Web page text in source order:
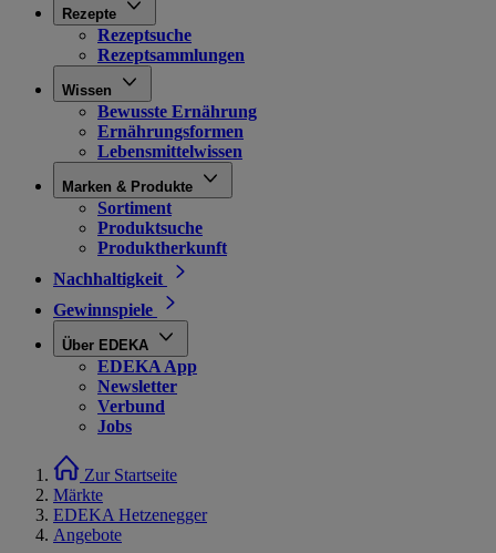
Rezepte
Rezeptsuche
Rezeptsammlungen
Wissen
Bewusste Ernährung
Ernährungsformen
Lebensmittelwissen
Marken & Produkte
Sortiment
Produktsuche
Produktherkunft
Nachhaltigkeit
Gewinnspiele
Über EDEKA
EDEKA App
Newsletter
Verbund
Jobs
Zur Startseite
Märkte
EDEKA Hetzenegger
Angebote